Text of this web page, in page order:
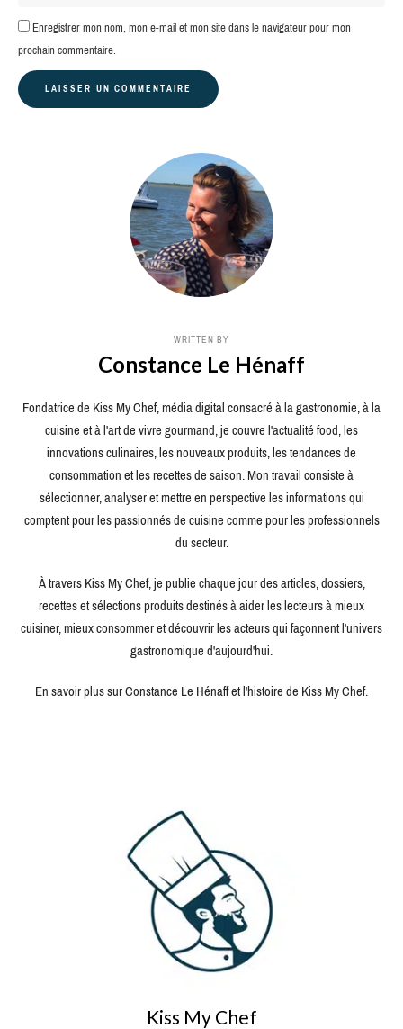
Enregistrer mon nom, mon e-mail et mon site dans le navigateur pour mon
prochain commentaire.
WRITTEN BY
Constance Le Hénaff
Fondatrice de Kiss My Chef, média digital consacré à la gastronomie, à la
cuisine et à l'art de vivre gourmand, je couvre l'actualité food, les
innovations culinaires, les nouveaux produits, les tendances de
consommation et les recettes de saison. Mon travail consiste à
sélectionner, analyser et mettre en perspective les informations qui
comptent pour les passionnés de cuisine comme pour les professionnels
du secteur.
À travers Kiss My Chef, je publie chaque jour des articles, dossiers,
recettes et sélections produits destinés à aider les lecteurs à mieux
cuisiner, mieux consommer et découvrir les acteurs qui façonnent l'univers
gastronomique d'aujourd'hui.
En savoir plus sur Constance Le Hénaff et l'histoire de Kiss My Chef.
Kiss My Chef